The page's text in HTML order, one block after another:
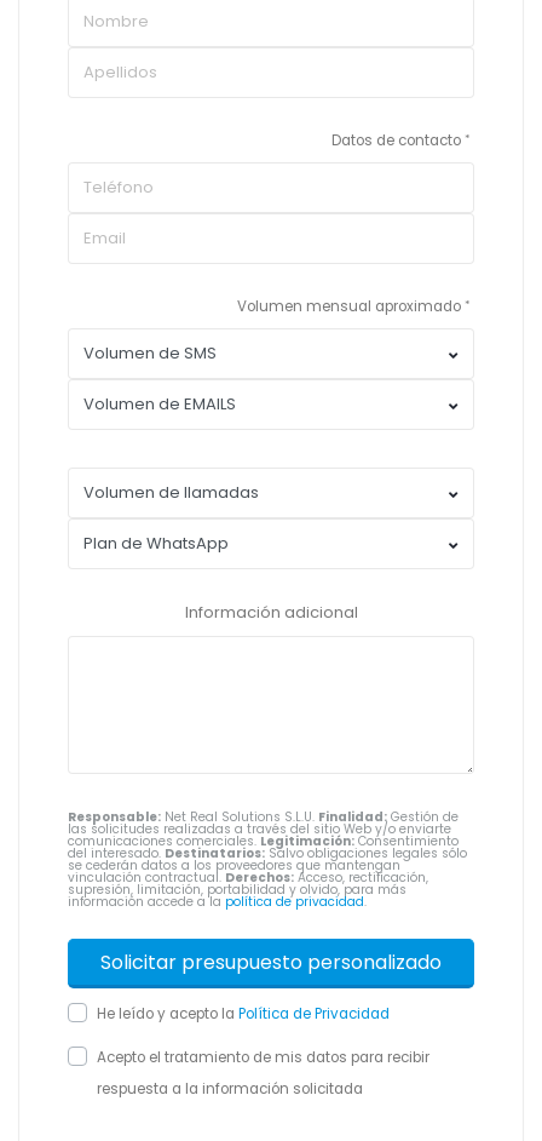
Datos de contacto
Volumen mensual aproximado
Información adicional
Responsable: Net Real Solutions S.L.U. Finalidad: Gestión de
las solicitudes realizadas a través del sitio Web y/o enviarte
comunicaciones comerciales. Legitimación: Consentimiento
del interesado. Destinatarios: Salvo obligaciones legales sólo
se cederán datos a los proveedores que mantengan
vinculación contractual. Derechos: Acceso, rectificación,
supresión, limitación, portabilidad y olvido, para más
información accede a la política de privacidad.
He leído y acepto la Política de Privacidad
Acepto el tratamiento de mis datos para recibir
respuesta a la información solicitada